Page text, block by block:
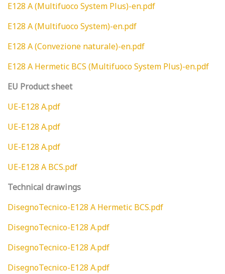
E128 A (Multifuoco System Plus)-en.pdf
E128 A (Multifuoco System)-en.pdf
E128 A (Convezione naturale)-en.pdf
E128 A Hermetic BCS (Multifuoco System Plus)-en.pdf
EU Product sheet
UE-E128 A.pdf
UE-E128 A.pdf
UE-E128 A.pdf
UE-E128 A BCS.pdf
Technical drawings
DisegnoTecnico-E128 A Hermetic BCS.pdf
DisegnoTecnico-E128 A.pdf
DisegnoTecnico-E128 A.pdf
DisegnoTecnico-E128 A.pdf